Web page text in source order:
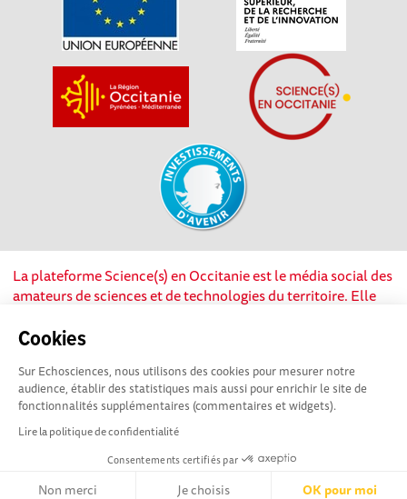
Cookies
Sur Echosciences, nous utilisons des cookies pour mesurer notre
audience, établir des statistiques mais aussi pour enrichir le site de
fonctionnalités supplémentaires (commentaires et widgets).
Lire la politique de confidentialité
Consentements certifiés par
Non merci Je choisis OK pour moi
La plateforme Science(s) en Occitanie est le média social des
amateurs de sciences et de technologies du territoire. Elle
soutien de nombreux acteurs locaux. Ce projet est cofinancé
l’Union européenne via les fonds européen de
développement régional. Science(s) en Occitanie est une
plateforme Echosciences by Amcsti.
Mentions légales|Politique de confidentialité
Ligne éditoriale